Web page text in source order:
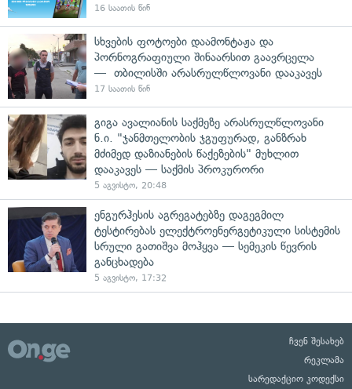
16 საათის წინ
სხვების ფოტოები დაამონტაჟა და
პორნოგრაფიული შინაარსით გაავრცელა
— თბილისში არასრულწლოვანი დააკავეს
17 საათის წინ
გიგა ავალიანის საქმეზე არასრულწლოვანი
ნ.ი. "ჯანმთელობის ჯგუფურად, განზრახ
მძიმედ დაზიანების წაქეზების" მუხლით
დააკავეს — საქმის პროკურორი
5 აგვისტო, 20:48
ენგურჰესის აგრეგატებზე დაგეგმილ
ტესტირებას ელექტროენერგეტიკული სისტემის
სრული გათიშვა მოჰყვა — სემეკის წევრის
განცხადება
5 აგვისტო, 17:32
ჩვენ შესახებ
რეკლამა
სარედაქციო კოდექსი